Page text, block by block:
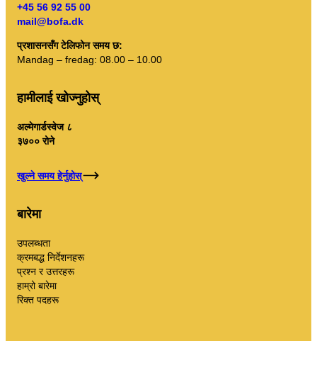
+45 56 92 55 00
mail@bofa.dk
प्रशासनसँग टेलिफोन समय छ:
Mandag – fredag: 08.00 – 10.00
हामीलाई खोज्नुहोस्
अल्मेगार्डस्वेज ८
३७०० रोने
खुल्ने समय हेर्नुहोस्
बारेमा
उपलब्धता
क्रमबद्ध निर्देशनहरू
प्रश्न र उत्तरहरू
हाम्रो बारेमा
रिक्त पदहरू